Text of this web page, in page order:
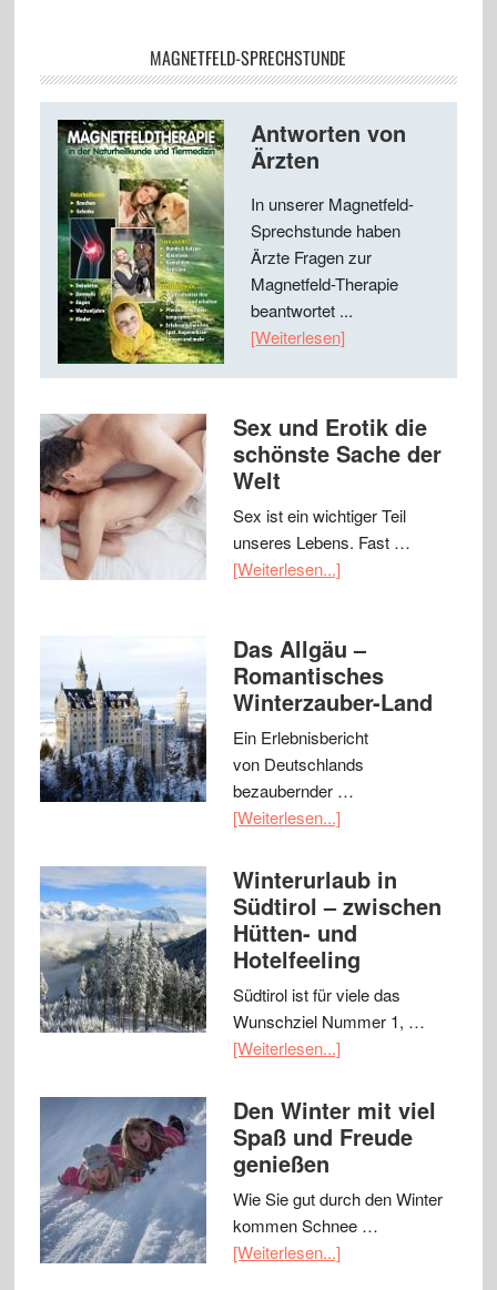
MAGNETFELD-SPRECHSTUNDE
Antworten von
Ärzten
In unserer Magnetfeld-
Sprechstunde haben
Ärzte Fragen zur
Magnetfeld-Therapie
beantwortet ...
[Weiterlesen]
Sex und Erotik die
schönste Sache der
Welt
Sex ist ein wichtiger Teil
unseres Lebens. Fast …
[Weiterlesen...]
Das Allgäu –
Romantisches
Winterzauber-Land
Ein Erlebnisbericht
von Deutschlands
bezaubernder …
[Weiterlesen...]
Winterurlaub in
Südtirol – zwischen
Hütten- und
Hotelfeeling
Südtirol ist für viele das
Wunschziel Nummer 1, …
[Weiterlesen...]
Den Winter mit viel
Spaß und Freude
genießen
Wie Sie gut durch den Winter
kommen Schnee …
[Weiterlesen...]